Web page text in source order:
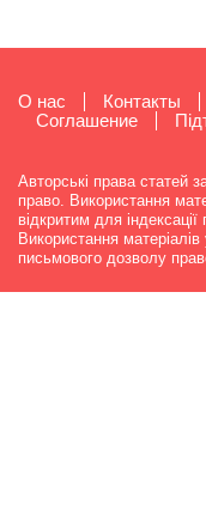
О нас Контакты
Cоглашение
Авторські права статей
право. Використання
відкритим для
Використання
письмового дозволу